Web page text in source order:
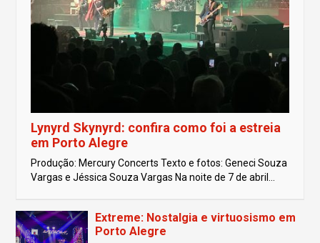
Lynyrd Skynyrd: confira como foi a estreia
em Porto Alegre
Produção: Mercury Concerts Texto e fotos: Geneci Souza
Vargas e Jéssica Souza Vargas Na noite de 7 de abril...
Extreme: Nostalgia e virtuosismo em
Porto Alegre